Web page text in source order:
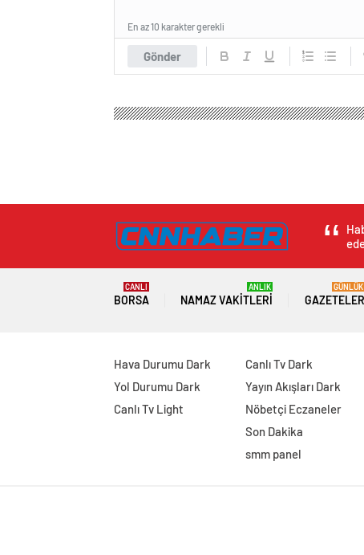
Gönder
En az 10 karakter gerekli
İşsizlik Sigortası Kanunu ile
İşsizlik Sigortası
Yapılmasına Dair